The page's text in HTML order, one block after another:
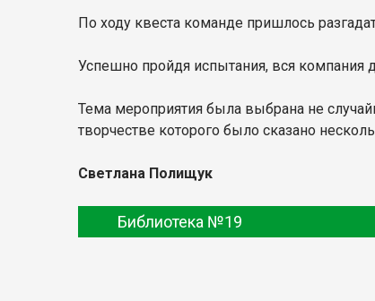
По ходу квеста команде пришлось
Успешно пройдя испытания, вся компания
Тема мероприятия была выбрана не
творчестве которого было сказано
Светлана Полищук
Библиотека №19